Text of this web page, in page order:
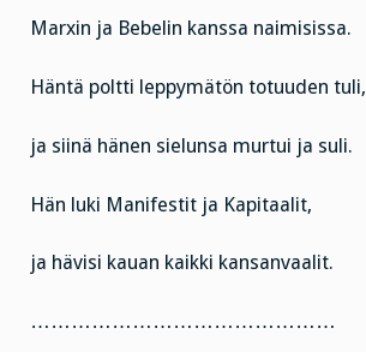
Marxin ja Bebelin kanssa naimisissa.
Häntä poltti leppymätön totuuden tuli,
ja siinä hänen sielunsa murtui ja suli.
Hän luki Manifestit ja Kapitaalit,
ja hävisi kauan kaikki kansanvaalit.
………………………………………